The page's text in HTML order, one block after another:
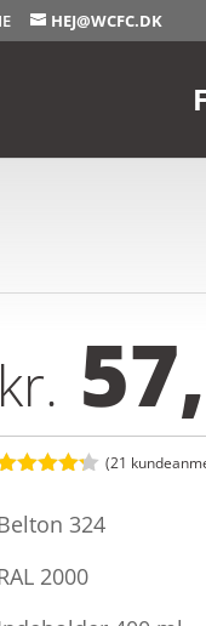
HEJ@WCFC.DK
kr.
af 5
(21
324
2000